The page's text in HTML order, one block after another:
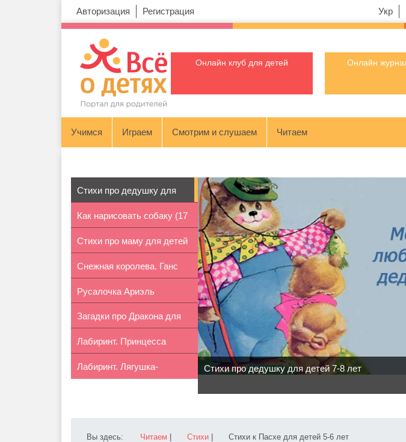
Авторизация Регистрация Укр
Онлайн клуб для детей Онлайн
Учимся Играем Смотрим и слушаем Читаем
Стихи про дедушку для
детей 7-8...
Как нарисовать собаку (17
пород)
Стихи про маму для детей
7-8 лет
Снежная королева. Ганс
Христиан...
Русалочка Ариэль
Загадки про Дракона для
детей 7...
Лабиринт. Принцесса
Рапунцель
Лабиринт. Лягушка- Стихи про дедушку для детей 7-8 лет
Вы здесь: Читаем Стихи Стихи к Пасхе для детей 5-6 лет